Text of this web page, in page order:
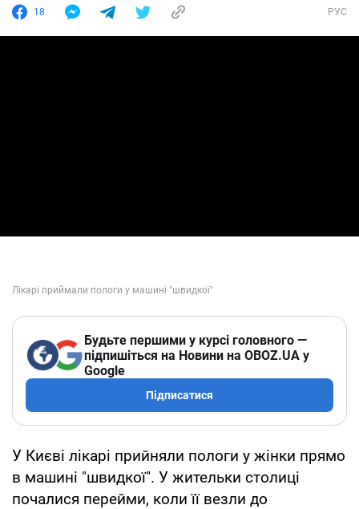
18 РУС
Будьте першими у курсі головного —
підпишіться на Новини на OBOZ.UA у
Google
Підписатися
У Києві лікарі прийняли пологи у жінки прямо
в машині "швидкої". У жительки столиці
почалися перейми, коли її везли до